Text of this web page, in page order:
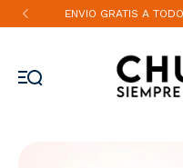
ENVIO GRATIS A